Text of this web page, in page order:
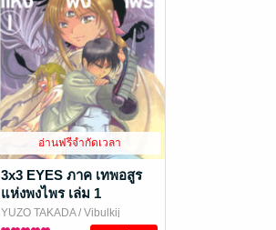
อ่านฟรีจำกัดเวลา
3x3 EYES ภาค เทพอสูร
แห่งพงไพร เล่ม 1
YUZO TAKADA/ Vibulkij